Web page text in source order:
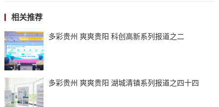
相关推荐
多彩贵州 爽爽贵阳 科创高新系列报道之二
多彩贵州 爽爽贵阳 湖城清镇系列报道之四十四